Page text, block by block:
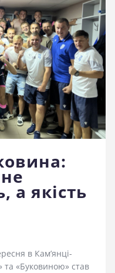
на
а якість
в Кам’янці-
та «Буковиною» став